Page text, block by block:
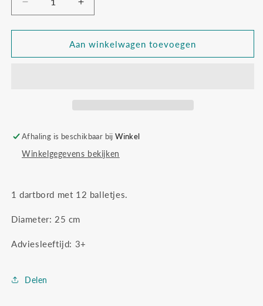
Aantal
verlagen
voor
velcro
Aantal
verhogen
voor
Goki
velcro
Aan winkelwagen toevoegen
Afhaling is beschikbaar bijWinkel
Winkelgegevens bekijken
1 dartbord met 12 balletjes.
Diameter: 25 cm
Adviesleeftijd: 3+
Delen